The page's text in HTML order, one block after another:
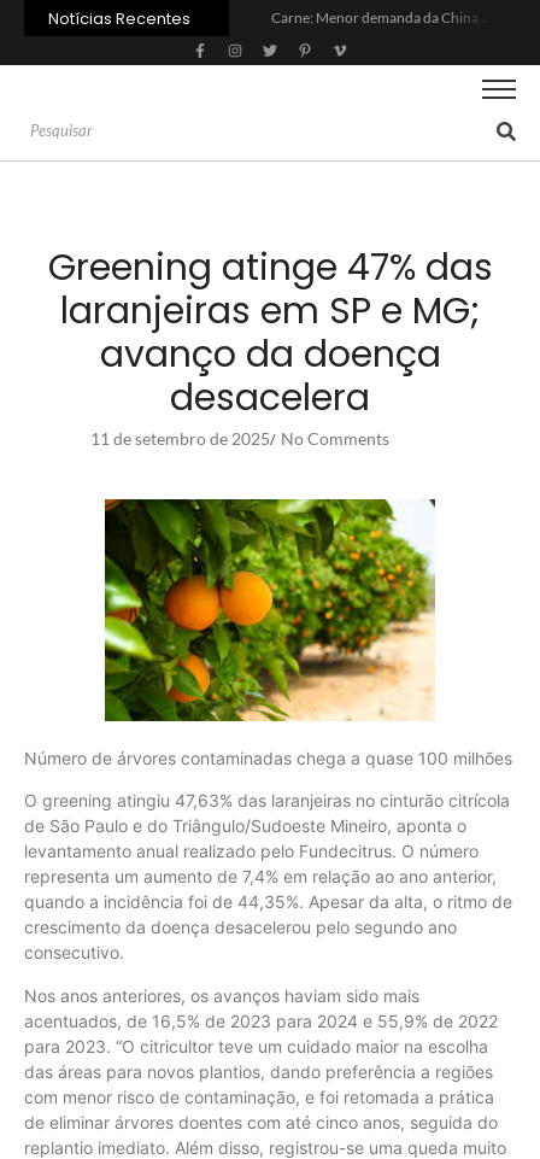
Notícias Recentes
Inadimplência no crédito rural deve seguir elevada até 2027
Lula sanciona MP do Frete e agro teme alta dos custos logísticos
Brasil tem 2º maior juro real do mundo
Greening atinge 47% das
laranjeiras em SP e MG;
avanço da doença
desacelera
11 de setembro de 2025/ No Comments
Número de árvores contaminadas chega a quase 100 milhões
O greening atingiu 47,63% das laranjeiras no cinturão citrícola
de São Paulo e do Triângulo/Sudoeste Mineiro, aponta o
levantamento anual realizado pelo Fundecitrus. O número
representa um aumento de 7,4% em relação ao ano anterior,
quando a incidência foi de 44,35%. Apesar da alta, o ritmo de
crescimento da doença desacelerou pelo segundo ano
consecutivo.
Nos anos anteriores, os avanços haviam sido mais
acentuados, de 16,5% de 2023 para 2024 e 55,9% de 2022
para 2023. “O citricultor teve um cuidado maior na escolha
das áreas para novos plantios, dando preferência a regiões
com menor risco de contaminação, e foi retomada a prática
de eliminar árvores doentes com até cinco anos, seguida do
replantio imediato. Além disso, registrou-se uma queda muito